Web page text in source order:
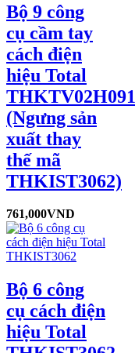
Bộ 9 công
cụ cầm tay
cách điện
hiệu Total
THKTV02H091
(Ngưng sản
xuất thay
thế mã
THKIST3062)
761,000VND
Bộ 6 công
cụ cách điện
hiệu Total